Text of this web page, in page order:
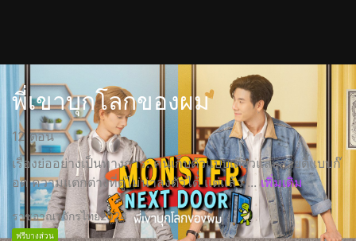
พี่เขาบุกโลกของผม
12 ตอน
เรื่องย่ออย่างเป็นทางการ: คนเก็บตัวแบบเดียวและสายตี้แบบก๊
อด ความแตกต่างที่ดูไม่น่าลงตัวได้ แต่แล้ว ... เพิ่มเติม
ราชอาณาจักรไทย2024
ฟรีบางส่วน